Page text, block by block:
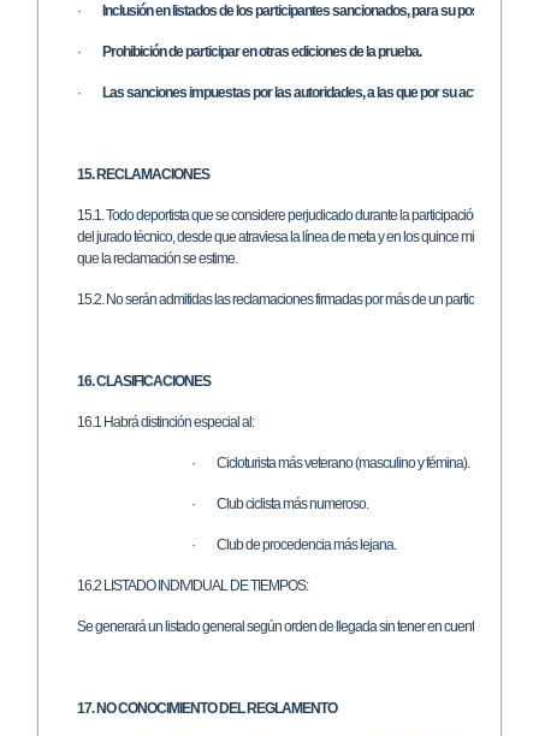
· Inclusión en listados de los participantes sancionados, para su posterior
· Prohibición de participar en otras ediciones de la prueba.
· Las sanciones impuestas por las autoridades, a las que por su actitud
15. RECLAMACIONES
15.1. Todo deportista que se considere perjudicado durante la participación, podrá
del jurado técnico, desde que atraviesa la línea de meta y en los quince minutos
que la reclamación se estime.
15.2. No serán admitidas las reclamaciones firmadas por más de un participante.
16. CLASIFICACIONES
16.1 Habrá distinción especial al:
· Cicloturista más veterano (masculino y fémina).
· Club ciclista más numeroso.
· Club de procedencia más lejana.
16.2 LISTADO INDIVIDUAL DE TIEMPOS:
Se generará un listado general según orden de llegada sin tener en cuenta
17. NO CONOCIMIENTO DEL REGLAMENTO